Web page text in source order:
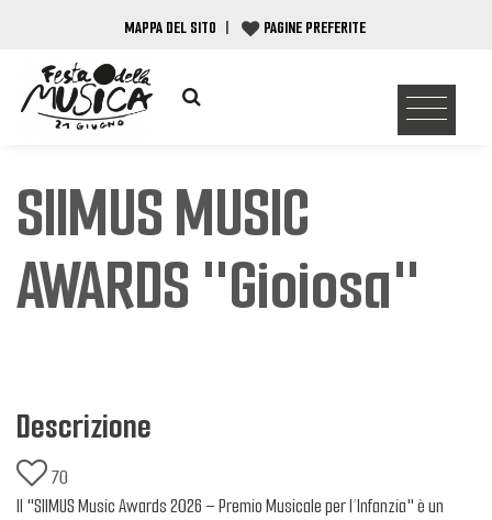
MAPPA DEL SITO | PAGINE PREFERITE
SIIMUS MUSIC
AWARDS "Gioiosa"
Descrizione
70
Il "SIIMUS Music Awards 2026 – Premio Musicale per l’Infanzia" è un